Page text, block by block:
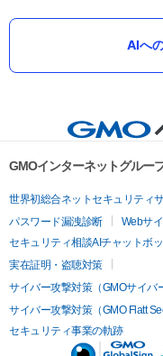
AIへ
GMOインターネットグルー
世界初総合ネットセキュリティ
パスワード漏洩診断
Webサ
セキュリティ相談AIチャットボッ
実在証明・盗聴対策
サイバー攻撃対策（GMOサイバ
サイバー攻撃対策（GMO Flatt
セキュリティ事業の軌跡